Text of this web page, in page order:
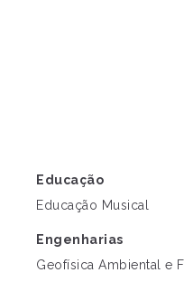
Educação
Educação Musical
Engenharias
Geofísica Ambiental e